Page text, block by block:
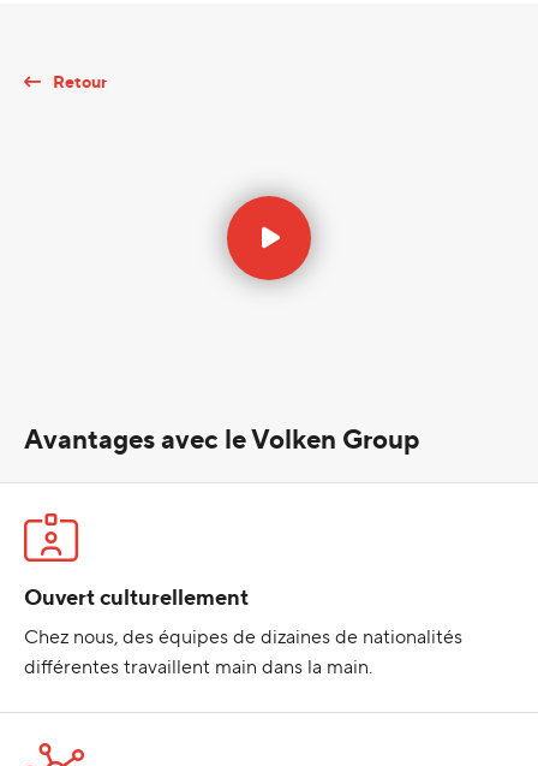
Retour
Avantages avec le Volken Group
Ouvert culturellement
Chez nous, des équipes de dizaines de nationalités
différentes travaillent main dans la main.